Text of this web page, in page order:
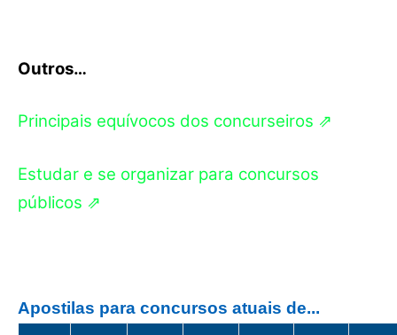
Outros…
Principais equívocos dos concurseiros ⇗
Estudar e se organizar para concursos
públicos ⇗
Apostilas para concursos atuais de...